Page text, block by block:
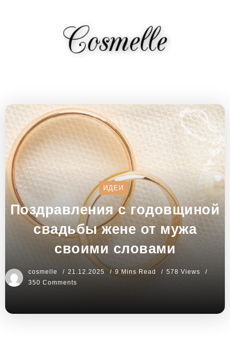
ИДЕИ
Поздравления с годовщиной
свадьбы жене от мужа
своими словами
cosmelle 21.12.2025 9 Mins Read
578 Views
350 Comments